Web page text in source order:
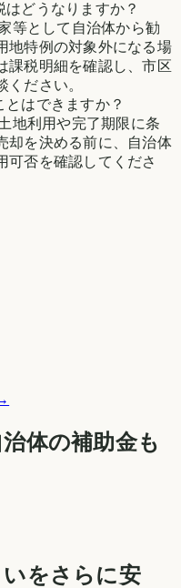
どうなりますか？
等として自治体から勧
地特例の対象外になる場
課税明細を確認し、市区
ださい。
はできますか？
地利用や完了期限に条
却を決める前に、自治体
可否を確認してくださ
体の補助金も
をさらに安